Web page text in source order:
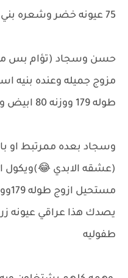
75 عيونه خضر وشعره بني طويل
مزوج جميله وعنده بنيه
طوله 179 ووزنه 80 ابيض وعيونه زرق وشعره بني
وسجاد بعده ممرتبط او
(عشقه الابدي 😂)ويكول
يصدك هذا عراقي عيونه
طفوليه